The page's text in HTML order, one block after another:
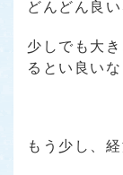
どんどん良
少しでも大
るとい良いな
もう少し、